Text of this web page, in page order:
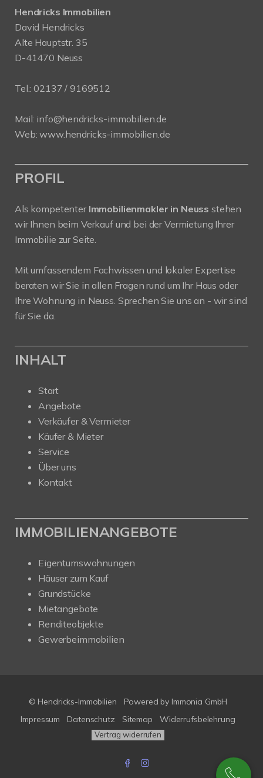
Hendricks Immobilien
David Hendricks
Alte Hauptstr. 35
D-41470 Neuss
Tel.: 02137 / 9169512
Mail: info@hendricks-immobilien.de
Web:www.hendricks-immobilien.de
PROFIL
Als kompetenter Immobilienmakler in Neuss stehen
wir Ihnen beim Verkauf und bei der Vermietung Ihrer
Immobilie zur Seite.
Mit umfassendem Fachwissen und lokaler Expertise
beraten wir Sie in allen Fragen rund um Ihr Haus oder
Ihre Wohnung in Neuss. Sprechen Sie uns an - wir sind
für Sie da.
INHALT
Start
Angebote
Verkäufer & Vermieter
Käufer & Mieter
Service
Über uns
Kontakt
IMMOBILIENANGEBOTE
Eigentumswohnungen
Häuser zum Kauf
Grundstücke
Mietangebote
Renditeobjekte
Gewerbeimmobilien
© Hendricks-Immobilien
Powered by Immonia GmbH
Impressum
Datenschutz Sitemap Widerrufsbelehrung
Vertrag widerrufen